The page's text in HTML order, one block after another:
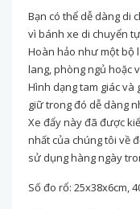
Bạn có thể dễ dàng di
vì bánh xe di chuyển
Hoàn hảo như một bộ
lang, phòng ngủ hoặc
Hình dạng tam giác và
giữ trong đó dễ dàng
Xe đẩy này đã được
nhất của chúng tôi về
sử dụng hàng ngày
Số đo rổ: 25x38x6cm,